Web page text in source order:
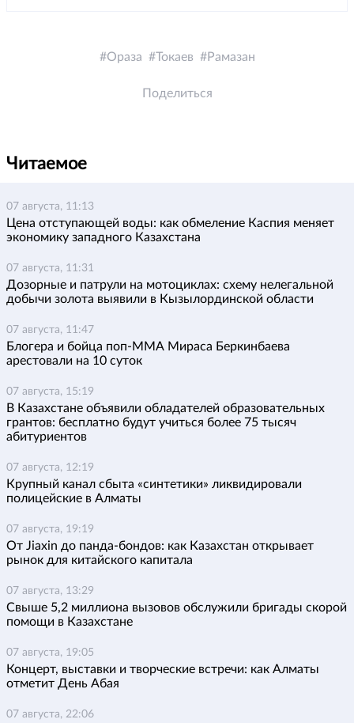
Ораза Токаев Рамазан
Поделиться
Читаемое
07 августа, 11:13
Цена отступающей воды: как обмеление Каспия меняет
экономику западного Казахстана
07 августа, 11:31
Дозорные и патрули на мотоциклах: схему нелегальной
добычи золота выявили в Кызылординской области
07 августа, 11:47
Блогера и бойца поп-ММА Мираса Беркинбаева
арестовали на 10 суток
07 августа, 15:19
В Казахстане объявили обладателей образовательных
грантов: бесплатно будут учиться более 75 тысяч
абитуриентов
07 августа, 12:19
Крупный канал сбыта «синтетики» ликвидировали
полицейские в Алматы
07 августа, 19:19
От Jiaxin до панда-бондов: как Казахстан открывает
рынок для китайского капитала
07 августа, 13:29
Свыше 5,2 миллиона вызовов обслужили бригады скорой
помощи в Казахстане
07 августа, 19:05
Концерт, выставки и творческие встречи: как Алматы
отметит День Абая
07 августа, 22:06